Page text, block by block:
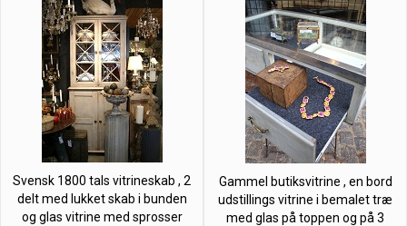
Svensk 1800 tals vitrineskab , 2
delt med lukket skab i bunden
og glas vitrine med sprosser
Gammel butiksvitrine , en bord
udstillings vitrine i bemalet træ
med glas på toppen og på 3